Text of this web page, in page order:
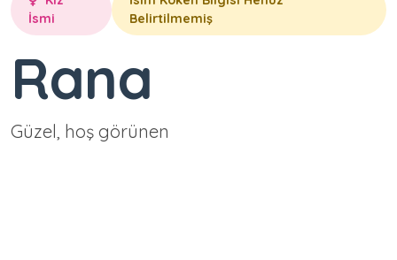
İsmi
Belirtilmemiş
Rana
Güzel, hoş görünen